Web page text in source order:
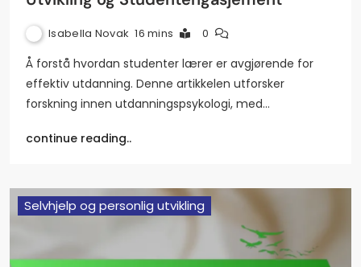
Isabella Novak 16 mins 0
Å forstå hvordan studenter lærer er avgjørende for
effektiv utdanning. Denne artikkelen utforsker
forskning innen utdanningspsykologi, med…
continue reading..
Selvhjelp og personlig utvikling